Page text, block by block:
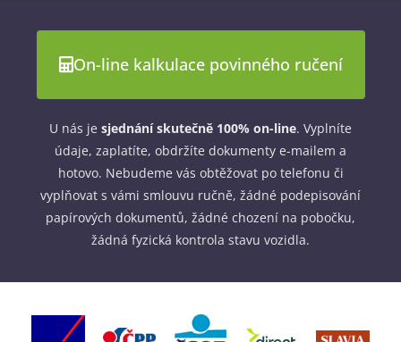
On-line kalkulace povinného ručení
U nás je sjednání skutečně 100% on-line. Vyplníte
údaje, zaplatíte, obdržíte dokumenty e-mailem a
hotovo. Nebudeme vás obtěžovat po telefonu či
vyplňovat s vámi smlouvu ručně, žádné podepisování
papírových dokumentů, žádné chození na pobočku,
žádná fyzická kontrola stavu vozidla.